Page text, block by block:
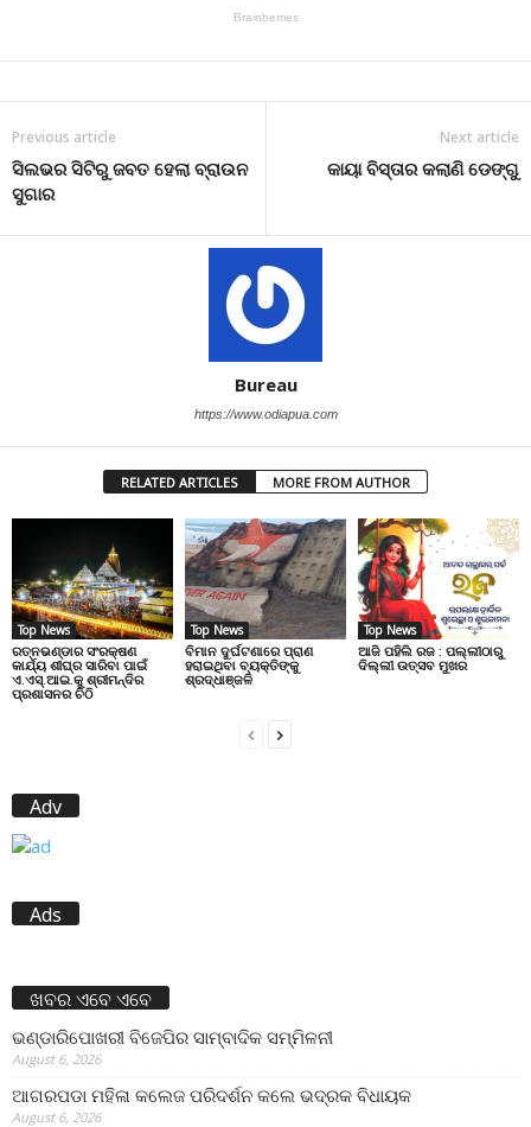
Previous article
ସିଲଭର ସିଟିରୁ ଜବତ ହେଲା ବ୍ରାଉନ
ସୁଗାର
Next article
କାୟା ବିସ୍ତାର କଲାଣି ଡେଙ୍ଗୁ
Bureau
https://www.odiapua.com
RELATED ARTICLES MORE FROM AUTHOR
Top News
ରତ୍ନଭଣ୍ଡାର ସଂରକ୍ଷଣ
କାର୍ଯ୍ୟ ଶୀଘ୍ର ସାରିବା ପାଇଁ
ଏ.ଏସ୍.ଆଇ.କୁ ଶ୍ରୀମନ୍ଦିର
ପ୍ରଶାସନର ଚିଠି
Top News
ବିମାନ ଦୁର୍ଘଟଣାରେ ପ୍ରାଣ
ହରାଇଥିବା ବ୍ୟକ୍ତିଙ୍କୁ
ଶ୍ରଦ୍ଧାଞ୍ଜଳି
Top News
ଆଜି ପହିଲି ରଜ : ପଲ୍ଲୀଠାରୁ
ଦିଲ୍ଲୀ ଉତ୍ସବ ମୁଖର
Adv
Ads
ଖବର ଏବେ ଏବେ
ଭଣ୍ଡାରିପୋଖରୀ ବିଜେପିର ସାମ୍ବାଦିକ ସମ୍ମିଳନୀ
August 6, 2026
ଆଗରପଡା ମହିଳା କଲେଜ ପରିଦର୍ଶନ କଲେ ଭଦ୍ରକ ବିଧାୟକ
August 6, 2026